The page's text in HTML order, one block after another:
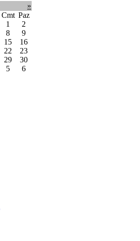
»
Cmt Paz
1
2
8
9
15
16
22
23
29
30
5 6